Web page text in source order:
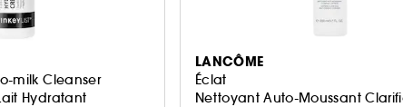
milk Cleanser
Hydratant
LANCÔME
Éclat
Nettoyant Auto-Moussant